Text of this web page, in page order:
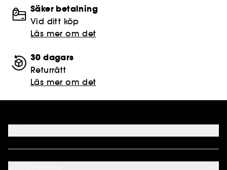
Säker betalning
Vid ditt köp
Läs mer om det
30 dagars
Returrätt
Läs mer om det
FAQ
Kontakta oss